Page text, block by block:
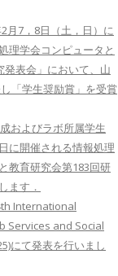
月7，8日（土，日）に
理学会コンピュータと
表会」において、山
「学生奨励賞」を受賞
およびラボ所属学生
に開催される情報処理
教育研究会第183回研
ます．
International
Services and Social
にて発表を行いまし